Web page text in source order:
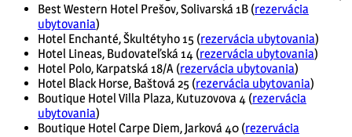
Best Western Hotel Prešov, Solivarská 1B (rezervácia
ubytovania)
Hotel Enchanté, Škultétyho 15 (rezervácia ubytovania)
Hotel Lineas, Budovateľská 14 (rezervácia ubytovania)
Hotel Polo, Karpatská 18/A (rezervácia ubytovania)
Hotel Black Horse, Baštová 25 (rezervácia ubytovania)
Boutique Hotel Villa Plaza, Kutuzovova 4 (rezervácia
ubytovania)
Boutique Hotel Carpe Diem, Jarková 40 (rezervácia